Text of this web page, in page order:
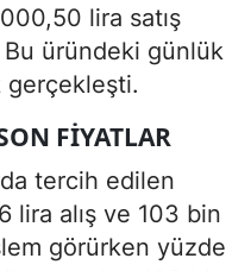
lira satış
üründeki günlük
gerçekleşti.
FIYATLAR
tercih edilen
lira alış ve 103 bin
görürken yüzde